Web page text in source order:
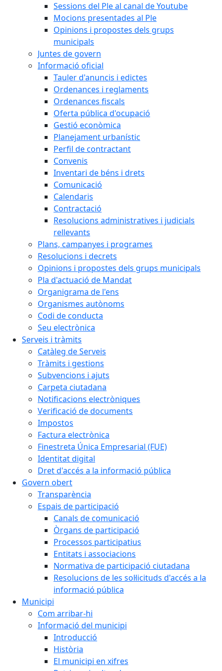
Sessions del Ple al canal de Youtube
Mocions presentades al Ple
Opinions i propostes dels grups
municipals
Juntes de govern
Informació oficial
Tauler d'anuncis i edictes
Ordenances i reglaments
Ordenances fiscals
Oferta pública d'ocupació
Gestió econòmica
Planejament urbanístic
Perfil de contractant
Convenis
Inventari de béns i drets
Comunicació
Calendaris
Contractació
Resolucions administratives i judicials
rellevants
Plans, campanyes i programes
Resolucions i decrets
Opinions i propostes dels grups municipals
Pla d'actuació de Mandat
Organigrama de l'ens
Organismes autònoms
Codi de conducta
Seu electrònica
Serveis i tràmits
Catàleg de Serveis
Tràmits i gestions
Subvencions i ajuts
Carpeta ciutadana
Notificacions electròniques
Verificació de documents
Impostos
Factura electrònica
Finestreta Única Empresarial (FUE)
Identitat digital
Dret d'accés a la informació pública
Govern obert
Transparència
Espais de participació
Canals de comunicació
Òrgans de participació
Processos participatius
Entitats i associacions
Normativa de participació ciutadana
Resolucions de les sol·licituds d'accés a la
informació pública
Municipi
Com arribar-hi
Informació del municipi
Introducció
Història
El municipi en xifres